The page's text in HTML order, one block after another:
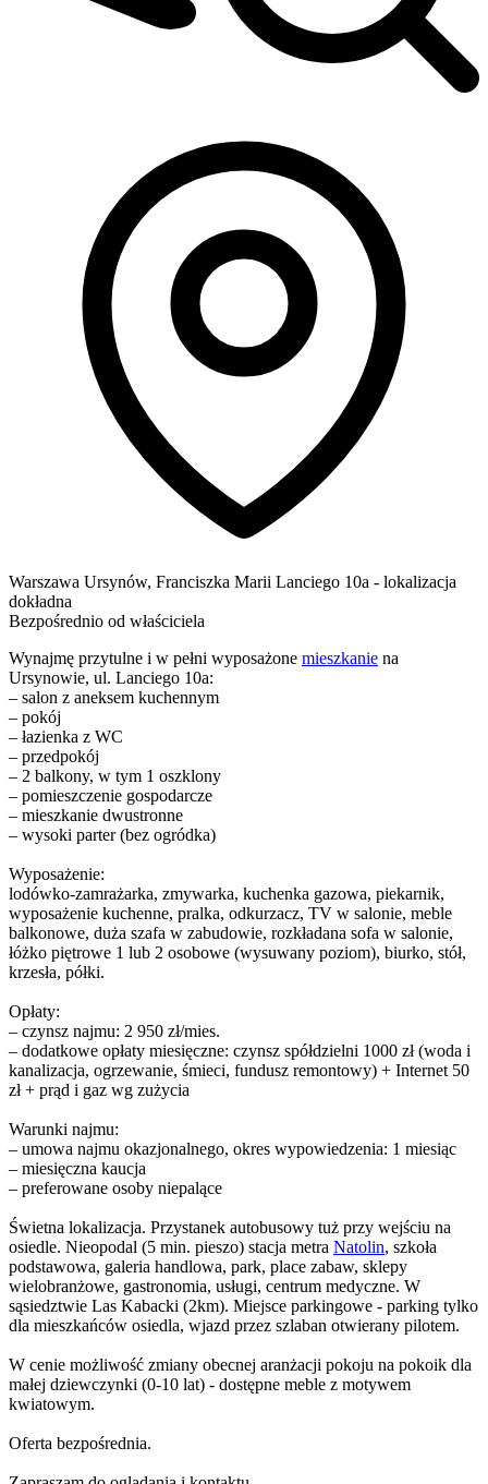
Warszawa Ursynów, Franciszka Marii Lanciego 10a - lokalizacja
dokładna
Bezpośrednio od właściciela
Wynajmę przytulne i w pełni wyposażone mieszkanie na
Ursynowie, ul. Lanciego 10a:
– salon z aneksem kuchennym
– pokój
– łazienka z WC
– przedpokój
– 2 balkony, w tym 1 oszklony
– pomieszczenie gospodarcze
– mieszkanie dwustronne
– wysoki parter (bez ogródka)
Wyposażenie:
lodówko-zamrażarka, zmywarka, kuchenka gazowa, piekarnik,
wyposażenie kuchenne, pralka, odkurzacz, TV w salonie, meble
balkonowe, duża szafa w zabudowie, rozkładana sofa w salonie,
łóżko piętrowe 1 lub 2 osobowe (wysuwany poziom), biurko, stół,
krzesła, półki.
Opłaty:
– czynsz najmu: 2 950 zł/mies.
– dodatkowe opłaty miesięczne: czynsz spółdzielni 1000 zł (woda i
kanalizacja, ogrzewanie, śmieci, fundusz remontowy) + Internet 50
zł + prąd i gaz wg zużycia
Warunki najmu:
– umowa najmu okazjonalnego, okres wypowiedzenia: 1 miesiąc
– miesięczna kaucja
– preferowane osoby niepalące
Świetna lokalizacja. Przystanek autobusowy tuż przy wejściu na
osiedle. Nieopodal (5 min. pieszo) stacja metra Natolin, szkoła
podstawowa, galeria handlowa, park, place zabaw, sklepy
wielobranżowe, gastronomia, usługi, centrum medyczne. W
sąsiedztwie Las Kabacki (2km). Miejsce parkingowe - parking tylko
dla mieszkańców osiedla, wjazd przez szlaban otwierany pilotem.
W cenie możliwość zmiany obecnej aranżacji pokoju na pokoik dla
małej dziewczynki (0-10 lat) - dostępne meble z motywem
kwiatowym.
Oferta bezpośrednia.